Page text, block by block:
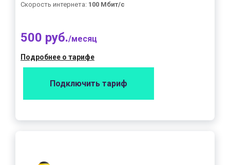
Скорость интернета: 100 Мбит/с
500 руб./месяц
Подробнее о тарифе
Подключить тариф